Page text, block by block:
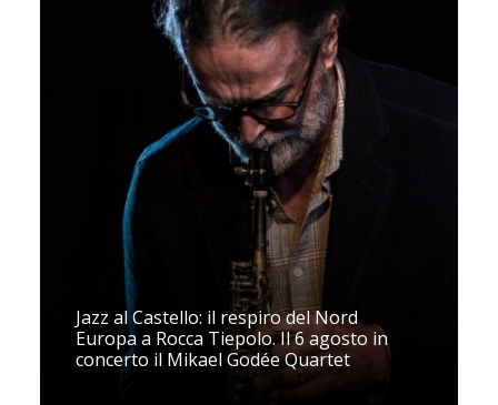
Jazz al Castello: il respiro del Nord
Europa a Rocca Tiepolo. Il 6 agosto in
concerto il Mikael Godée Quartet